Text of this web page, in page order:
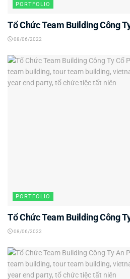
PORTFOLIO
Tổ Chức Team Building Công
08/06/2022
PORTFOLIO
Tổ Chức Team Building Công
08/06/2022